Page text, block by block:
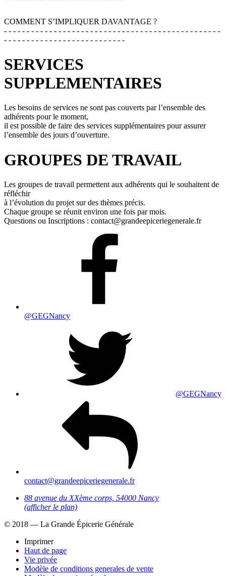
COMMENT S’IMPLIQUER DAVANTAGE ?
- - - - - - - - - - - - - - - - - - - - - - - - - - - - - - - - - - - - - - - - - - - - - - - -
- - - - - - - - - - - - - - - - - - - - - - - - - - -
SERVICES
SUPPLEMENTAIRES
Les besoins de services ne sont pas couverts par l’ensemble des
adhérents pour le moment,
il est possible de faire des services supplémentaires pour assurer
l’ensemble des jours d’ouverture.
GROUPES DE TRAVAIL
Les groupes de travail permettent aux adhérents qui le souhaitent de
réfléchir
à l’évolution du projet sur des thèmes précis.
Chaque groupe se réunit environ une fois par mois.
Questions ou Inscriptions : contact@grandeepiceriegenerale.fr
@GEGNancy
@GEGNancy
contact@grandeepiceriegenerale.fr
88 avenue du XXème corps, 54000 Nancy
(afficher le plan)
© 2018 — La Grande Épicerie Générale
Imprimer
Haut de page
Vie privée
Modèle de conditions generales de vente